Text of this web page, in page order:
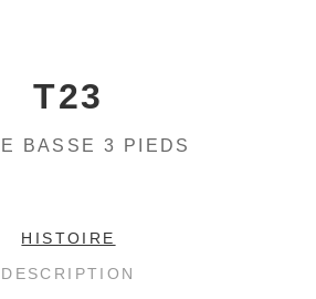
T23
BASSE 3 PIEDS
HISTOIRE
DESCRIPTION